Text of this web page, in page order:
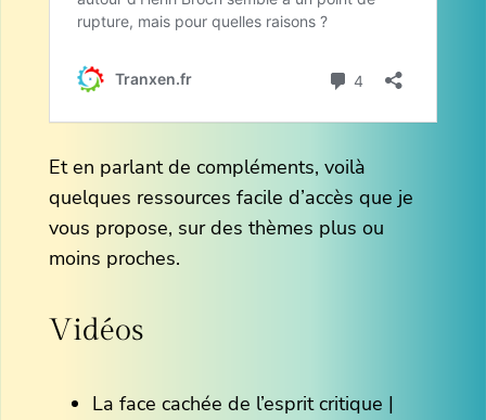
Et en parlant de compléments, voilà
quelques ressources facile d’accès que je
vous propose, sur des thèmes plus ou
moins proches.
Vidéos
La face cachée de l’esprit critique |